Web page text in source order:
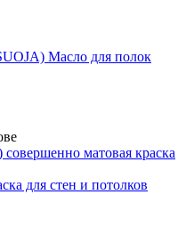
Масло для полок
матовая краска
для стен и потолков